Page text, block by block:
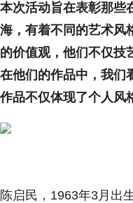
本次活动旨在表彰那些
海，有着不同的艺术风
的价值观，他们不仅技
在他们的作品中，我们
作品不仅体现了个人风
陈启民，1963年3月出